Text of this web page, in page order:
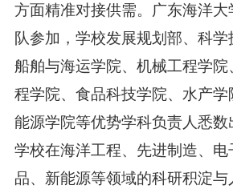
方面精准对接供需。广东海洋
队参加，学校发展规划部、科学
船舶与海运学院、机械工程学院
程学院、食品科技学院、水产
能源学院等优势学科负责人悉
学校在海洋工程、先进制造、电
品、新能源等领域的科研积淀与